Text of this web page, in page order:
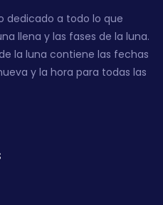
dedicado a todo lo que
llena y las fases de la luna.
la luna contiene las fechas
y la hora para todas las